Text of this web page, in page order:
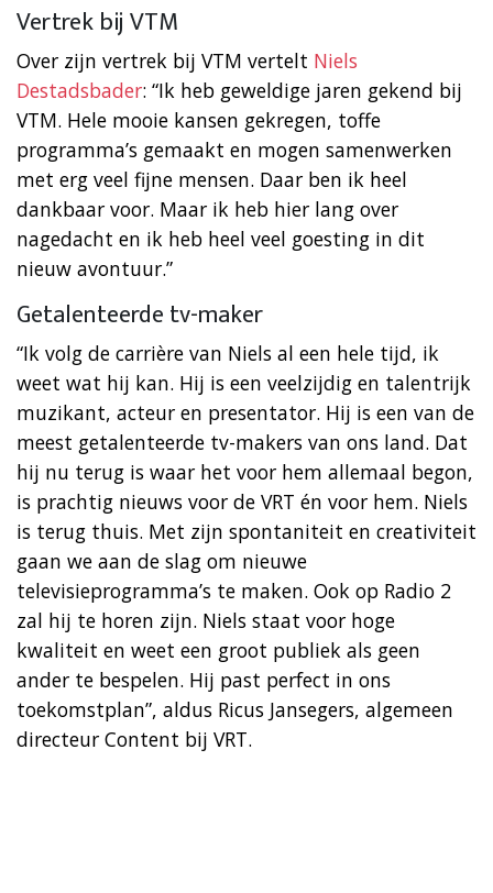
Vertrek bij VTM
Over zijn vertrek bij VTM vertelt Niels
Destadsbader: “Ik heb geweldige jaren gekend bij
VTM. Hele mooie kansen gekregen, toffe
programma’s gemaakt en mogen samenwerken
met erg veel fijne mensen. Daar ben ik heel
dankbaar voor. Maar ik heb hier lang over
nagedacht en ik heb heel veel goesting in dit
nieuw avontuur.”
Getalenteerde tv-maker
“Ik volg de carrière van Niels al een hele tijd, ik
weet wat hij kan. Hij is een veelzijdig en talentrijk
muzikant, acteur en presentator. Hij is een van de
meest getalenteerde tv-makers van ons land. Dat
hij nu terug is waar het voor hem allemaal begon,
is prachtig nieuws voor de VRT én voor hem. Niels
is terug thuis. Met zijn spontaniteit en creativiteit
gaan we aan de slag om nieuwe
televisieprogramma’s te maken. Ook op Radio 2
zal hij te horen zijn. Niels staat voor hoge
kwaliteit en weet een groot publiek als geen
ander te bespelen. Hij past perfect in ons
toekomstplan”, aldus Ricus Jansegers, algemeen
directeur Content bij VRT.